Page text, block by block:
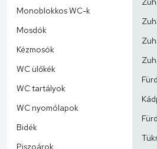
Monoblokkos WC-k
Mosdók
Kézmosók
WC ülőkék
WC tartályok
WC nyomólapok
Bidék
Piszoárok